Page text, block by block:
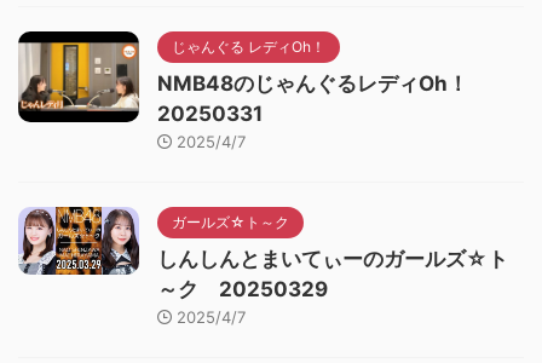
じゃんぐる レディOh！
NMB48のじゃんぐるレディOh！
20250331
2025/4/7
ガールズ☆ト～ク
しんしんとまいてぃーのガールズ☆ト
～ク 20250329
2025/4/7